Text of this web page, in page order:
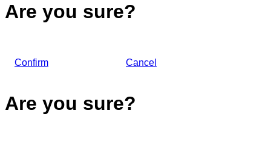
Are you sure?
Confirm Cancel
Are you sure?